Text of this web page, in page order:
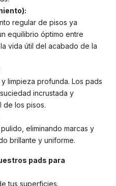
regular de pisos ya
equilibrio óptimo entre
vida útil del acabado de la
limpieza profunda. Los pads
incrustada y
de los pisos.
eliminando marcas y
brillante y uniforme.
pads para
tus superficies.